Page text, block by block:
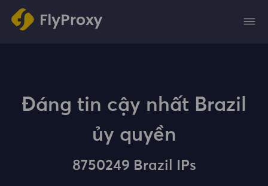
Đáng tin cậy nhất Brazil
ủy quyền
8750249 Brazil IPs